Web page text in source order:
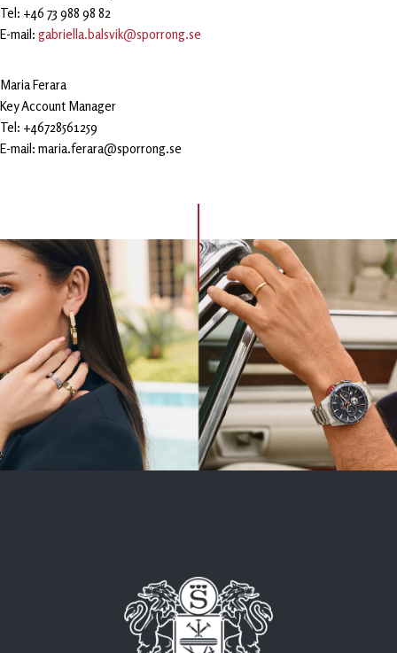
Tel: +46 73 988 98 82
E-mail: gabriella.balsvik@sporrong.se
Maria Ferara
Key Account Manager
Tel: +46728561259
E-mail: maria.ferara@sporrong.se